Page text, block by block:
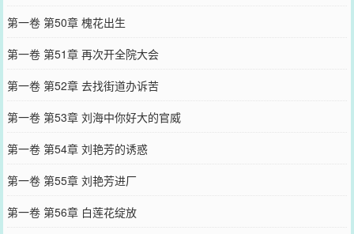
第一卷 第50章 槐花出生
第一卷 第51章 再次开全院大会
第一卷 第52章 去找街道办诉苦
第一卷 第53章 刘海中你好大的官威
第一卷 第54章 刘艳芳的诱惑
第一卷 第55章 刘艳芳进厂
第一卷 第56章 白莲花绽放